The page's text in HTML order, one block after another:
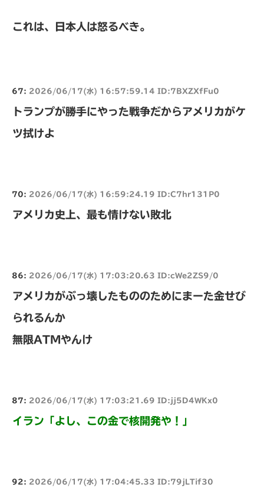
これは、日本人は怒るべき。
67: 2026/06/17(水) 16:57:59.14 ID:7BXZXfFu0
トランプが勝手にやった戦争だからアメリカがケ
ツ拭けよ
70: 2026/06/17(水) 16:59:24.19 ID:C7hr131P0
アメリカ史上、最も情けない敗北
86: 2026/06/17(水) 17:03:20.63 ID:cWe2ZS9/0
アメリカがぶっ壊したもののためにまーた金せび
られるんか
無限ATMやんけ
87: 2026/06/17(水) 17:03:21.69 ID:jj5D4WKx0
イラン「よし、この金で核開発や！」
92: 2026/06/17(水) 17:04:45.33 ID:79jLTif30